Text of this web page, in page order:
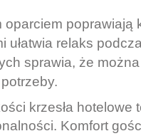
oparciem poprawiają
ułatwia relaks
sprawia, że można
krzesła hotelowe
Komfort